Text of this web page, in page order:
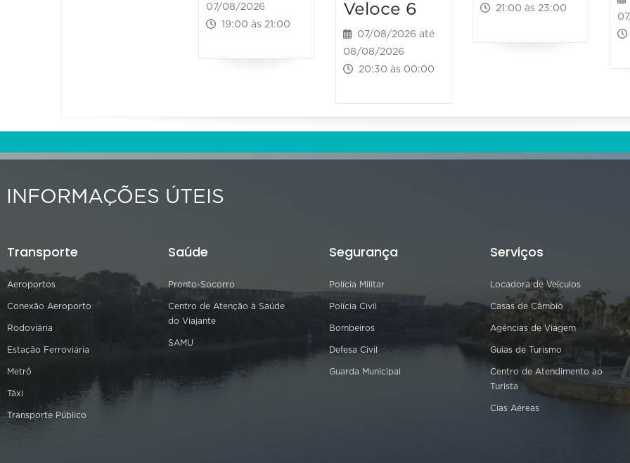
07/08/2026
19:00 às 21:00
Veloce 6
07/08/2026 até
08/08/2026
20:30 às 00:00
21:00 às 23:00
INFORMAÇÕES ÚTEIS
Transporte
Aeroportos
Conexão Aeroporto
Rodoviária
Estação Ferroviária
Metrô
Táxi
Transporte Público
Saúde
Pronto-Socorro
Centro de Atenção à Saúde
do Viajante
SAMU
Segurança
Polícia Militar
Polícia Civil
Bombeiros
Defesa Civil
Guarda Municipal
Serviços
Locadora de Veículos
Casas de Câmbio
Agências de Viagem
Guias de Turismo
Centro de Atendimento ao
Turista
Cias Aéreas